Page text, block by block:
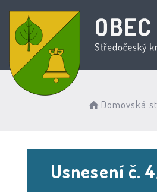
Domovská
Usnesení č.